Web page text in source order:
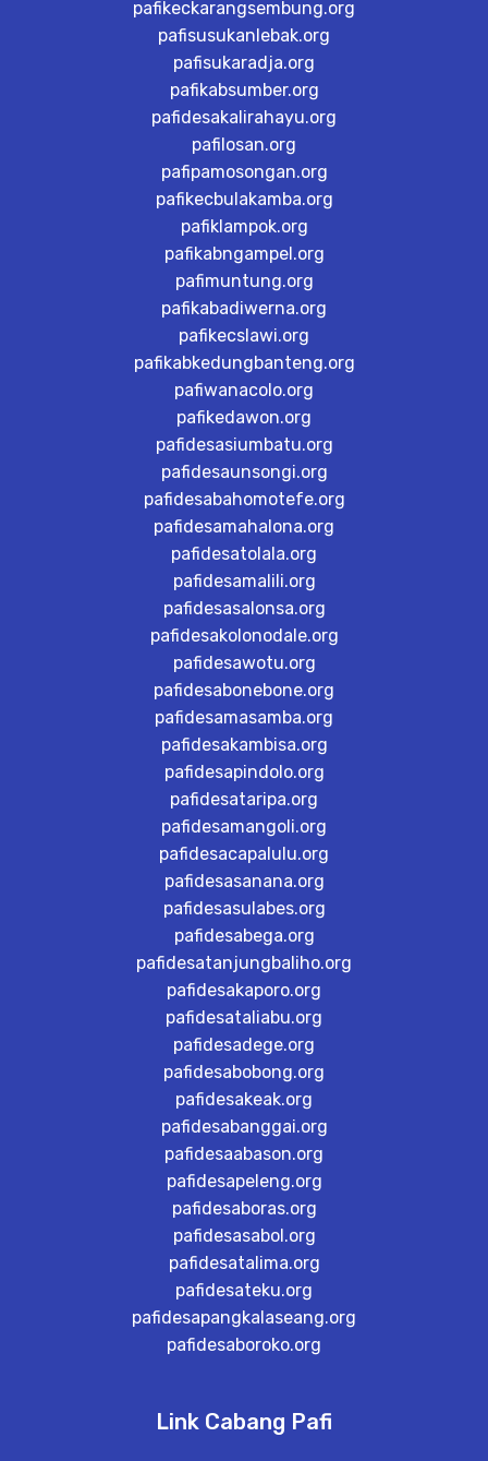
pafikeckarangsembung.org
pafisusukanlebak.org
pafisukaradja.org
pafikabsumber.org
pafidesakalirahayu.org
pafilosan.org
pafipamosongan.org
pafikecbulakamba.org
pafiklampok.org
pafikabngampel.org
pafimuntung.org
pafikabadiwerna.org
pafikecslawi.org
pafikabkedungbanteng.org
pafiwanacolo.org
pafikedawon.org
pafidesasiumbatu.org
pafidesaunsongi.org
pafidesabahomotefe.org
pafidesamahalona.org
pafidesatolala.org
pafidesamalili.org
pafidesasalonsa.org
pafidesakolonodale.org
pafidesawotu.org
pafidesabonebone.org
pafidesamasamba.org
pafidesakambisa.org
pafidesapindolo.org
pafidesataripa.org
pafidesamangoli.org
pafidesacapalulu.org
pafidesasanana.org
pafidesasulabes.org
pafidesabega.org
pafidesatanjungbaliho.org
pafidesakaporo.org
pafidesataliabu.org
pafidesadege.org
pafidesabobong.org
pafidesakeak.org
pafidesabanggai.org
pafidesaabason.org
pafidesapeleng.org
pafidesaboras.org
pafidesasabol.org
pafidesatalima.org
pafidesateku.org
pafidesapangkalaseang.org
pafidesaboroko.org
Link Cabang Pafi